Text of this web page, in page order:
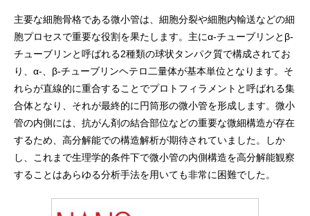
主要な細胞骨格である微小管は、細胞分裂や細胞内輸送などの細
胞プロセスで重要な役割を果たします。主にα-チューブリンとβ-
チューブリンと呼ばれる2種類の球状タンパク質で構成されてお
り、α-、β-チューブリンヘテロ二量体が基本単位となります。そ
れらが直線的に重合することでプロトフィラメントと呼ばれる集
合体となり、それが最終的に円筒形の微小管を形成します。微小
管の内側には、抗がん剤の結合部位などの重要な微細構造が存在
するため、高分解能での構造解析が期待されていました。しか
し、これまで生理学的条件下で微小管の内側構造を高分解能観察
することはあらゆる分析手法を用いても非常に困難でした。